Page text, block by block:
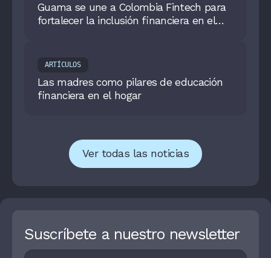
Guama se une a Colombia Fintech para
fortalecer la inclusión financiera en el
ARTÍCULOS
Las madres como pilares de educación
financiera en el hogar
Ver todas las noticias
Suscríbete a nuestro newsletter
Footer
I